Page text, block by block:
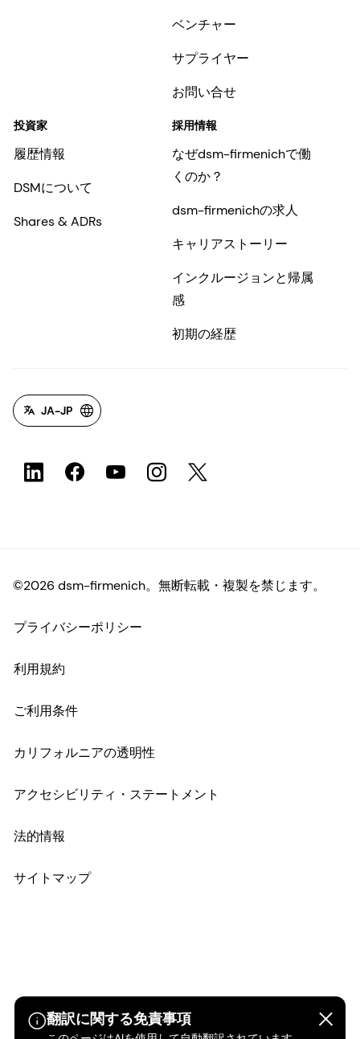
翻訳に関する免責事項
ベンチャー
サプライヤー
お問い合せ
投資家
履歴情報
DSMについて
Shares & ADRs
採用情報
なぜdsm-firmenichで働
くのか？
dsm-firmenichの求人
キャリアストーリー
インクルージョンと帰属
感
初期の経歴
JA-JP
©2026 dsm-firmenich。無断転載・複製を禁じます。
プライバシーポリシー
利用規約
ご利用条件
カリフォルニアの透明性
アクセシビリティ・ステートメント
法的情報
サイトマップ